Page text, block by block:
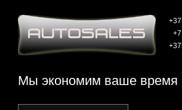
Мы экономим ваше время